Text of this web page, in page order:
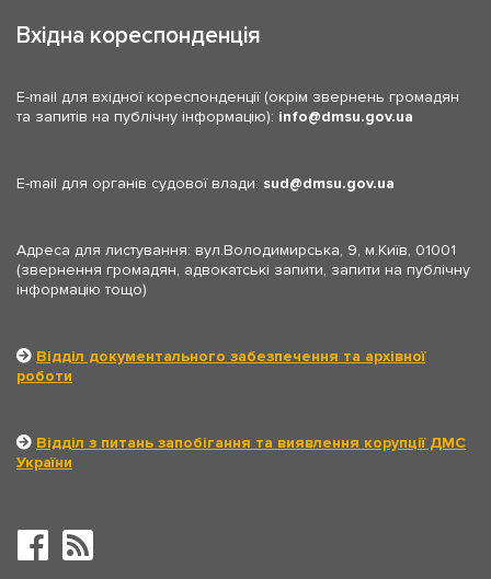
Вхідна кореспонденція
E-mail для вхідної кореспонденції (окрім звернень громадян
та запитів на публічну інформацію): info dmsu.gov.ua
E-mail для органів судової влади: sud dmsu.gov.ua
Адреса для листування: вул.Володимирська, 9, м.Київ, 01001
(звернення громадян, адвокатські запити, запити на публічну
інформацію тощо)
Відділ документального забезпечення та архівної
роботи
Відділ з питань запобігання та виявлення корупції ДМС
України